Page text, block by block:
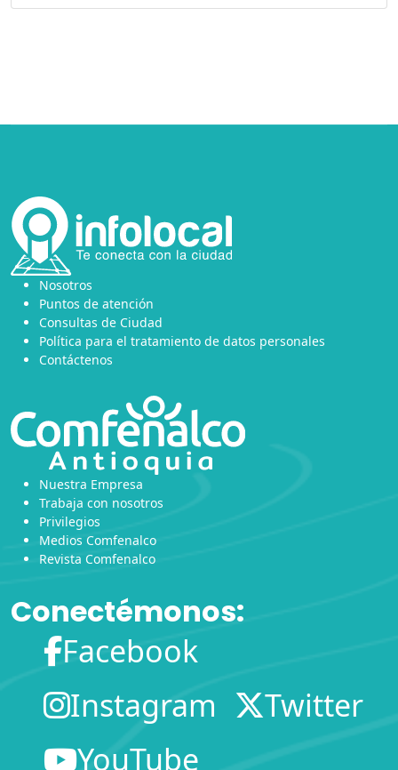
Nosotros
Puntos de atención
Consultas de Ciudad
Política para el tratamiento de datos personales
Contáctenos
Nuestra Empresa
Trabaja con nosotros
Privilegios
Medios Comfenalco
Revista Comfenalco
Conectémonos:
Facebook
Instagram
Twitter
YouTube